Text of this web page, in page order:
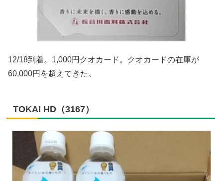
12/18到着。1,000円クオカード。クオカードの在庫が
60,000円を超えてきた。
TOKAI HD（3167）